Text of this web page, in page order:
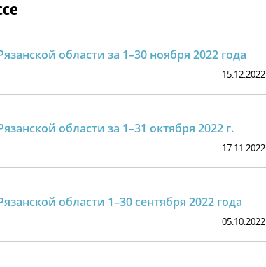
области за 1–30 ноября 2022 года
15.12.2022
области за 1–31 октября 2022 г.
17.11.2022
области 1–30 сентября 2022 года
05.10.2022